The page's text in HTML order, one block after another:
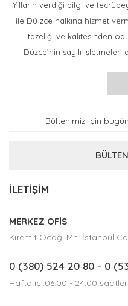
Yılların verdiği bilgi ve
ile Dü zce halkına hizmet
tazeliği ve kalitesinden
Düzce’nin sayılı işletmeleri
İLETİŞİM
MERKEZ OFİS
Kiremit Ocağı Mh. İstanbul
0 (380) 524 20 80 - 0
Hafta içi:06.00 - 24.00